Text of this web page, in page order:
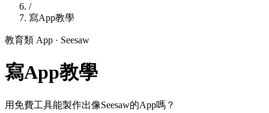
/
寫App教學
教育類 App · Seesaw
寫App教學
用免費工具能製作出像Seesaw的App嗎？